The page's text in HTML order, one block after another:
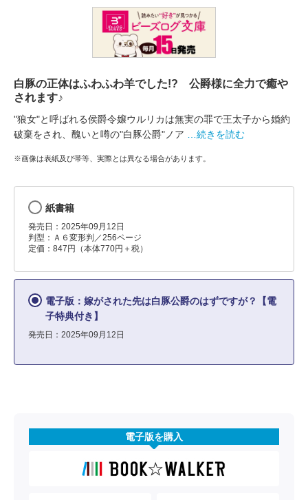
白豚の正体はふわふわ羊でした!? 公爵様に全力で癒や
されます♪
"狼女"と呼ばれる侯爵令嬢ウルリカは無実の罪で王太子から婚約
破棄をされ、醜いと噂の"白豚公爵"ノア
…続きを読む
※画像は表紙及び帯等、実際とは異なる場合があります。
紙書籍
発売日：2025年09月12日
判型：Ａ６変形判／256ページ
定価：847円（本体770円＋税）
電子版：嫁がされた先は白豚公爵のはずですが？【電
子特典付き】
発売日：2025年09月12日
電子版を購入